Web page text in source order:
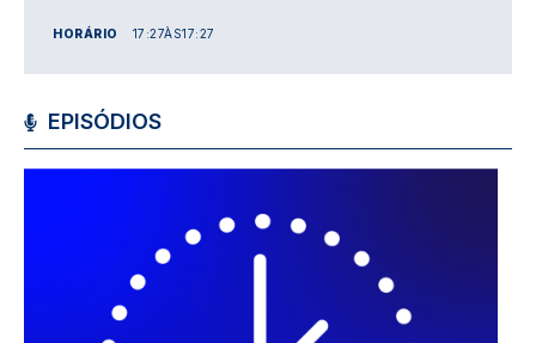
HORÁRIO 17:27ÀS17:27
EPISÓDIOS